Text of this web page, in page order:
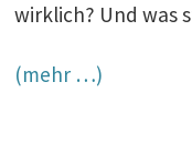
wirklich? Und was
(mehr …)